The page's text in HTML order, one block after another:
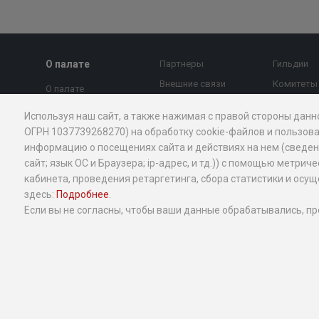
О палате
О палате
Президент
Правление
Вице-президенты
Стратегия
Структура
Партнеры
Внешние связи
коррупции
Контакты
Новости и
экспертное мнение
Календарь
Гильдии
Комитеты
МТПП
Проекты
Миллион
Используя наш сайт, а также нажимая с правой стороны
ОГРН 1037739268270) на обработку cookie-файлов и
информацию о посещениях сайта и действиях на нем
сайт; язык ОС и Браузера; ip-адрес, и тд.)) с помощью
кабинета, проведения ретаргетинга, сбора статистики и
здесь: Подробнее
Если вы не согласны, чтобы ваши данные обрабатывались,